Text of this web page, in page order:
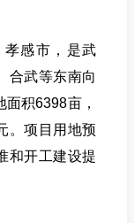
感市，是武
合武等东南向
积6398亩，
。项目用地预
和开工建设提